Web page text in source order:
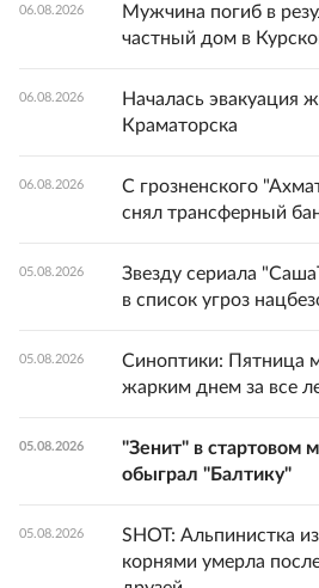
06.08.2026
Мужчина погиб в
частный дом в
06.08.2026
Началась эвакуация
Краматорска
06.08.2026
С грозненского
снял трансферный
05.08.2026
Звезду сериала
в список угроз
05.08.2026
Синоптики: Пятница
жарким днем за все
05.08.2026
"Зенит" в стартовом
обыграл "Балтику"
05.08.2026
SHOT: Альпинистка
корнями умерла